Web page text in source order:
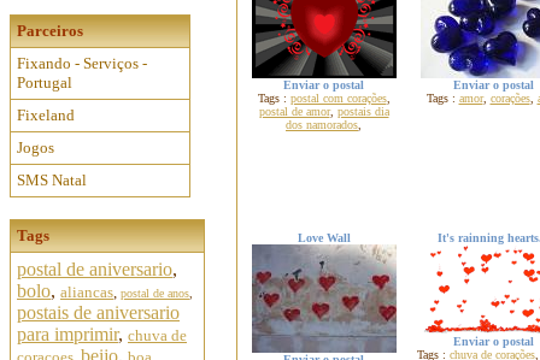
Parceiros
Fixando - Serviços -
Portugal
Fixeland
Jogos
SMS Natal
Tags
postal de aniversario,
bolo, aliancas, postal de anos
postais de aniversario
para imprimir, chuva de
beijo,
Enviar o postal
Tags : postal com corações,
postal de amor, postais dia
dos namorados
Enviar o postal
Tags : amor, corações,
Love Wall It's rainning
Enviar o postal
Tags : chuva de corações